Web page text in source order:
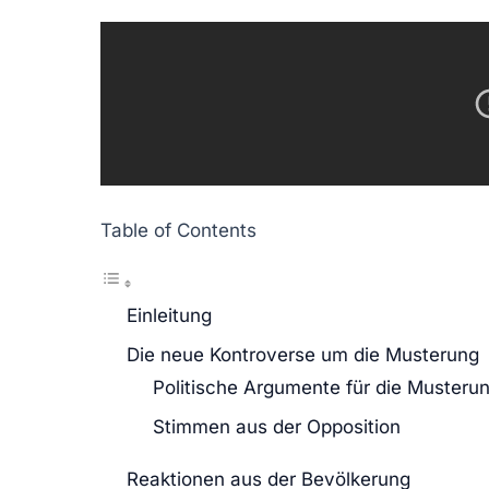
Table of Contents
Einleitung
Die neue Kontroverse um die Musterung
Politische Argumente für die
Stimmen aus der Opposition
Reaktionen aus der Bevölkerung